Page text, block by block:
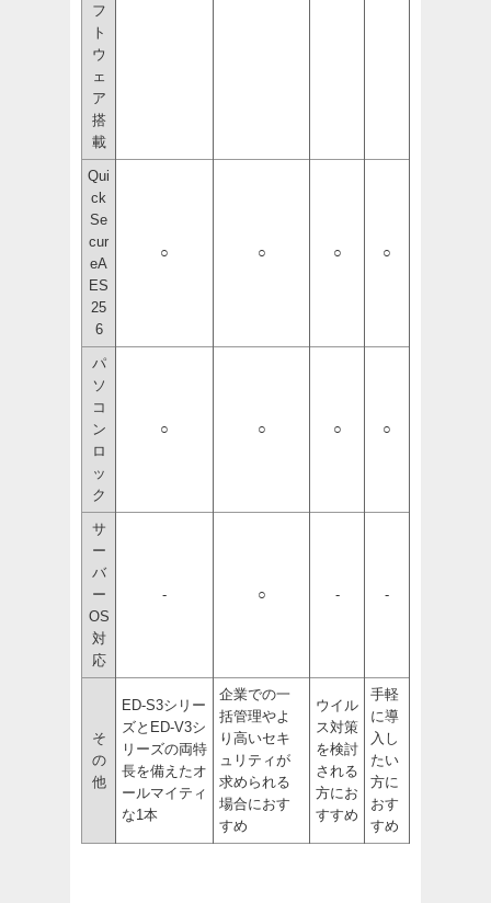
フ
ト
ウ
ェ
ア
搭
載
Qui
ck
Se
cur
eA
ES
25
6
○ ○ ○ ○
パ
ソ
コ
ン
ロ
ッ
ク
○ ○ ○ ○
サ
ー
バ
ー
OS
対
応
- ○ - -
そ
の
他
ED-S3シリー
ズとED-V3シ
リーズの両特
長を備えたオ
ールマイティ
な1本
企業での一
括管理やよ
り高いセキ
ュリティが
求められる
場合におす
すめ
ウイル
ス対策
を検討
される
方にお
すすめ
手軽
に導
入し
たい
方に
おす
すめ